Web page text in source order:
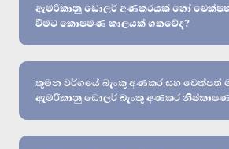
ඇමරිකානු ඩොලර් අණකරයක් හෝ
වීමට කොපමණ කාලයක් ගතවේද?
කුමන වර්ගයේ බැංකු අණකර සහ චෙක්පත්
ඇමරිකානු ඩොලර් බැංකු අණකර